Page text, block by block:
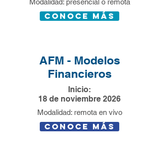
Modalidad: presencial o remota
conoce más
AFM - Modelos
Financieros
Inicio:
18 de noviembre 2026
Modalidad: remota en vivo
conoce más